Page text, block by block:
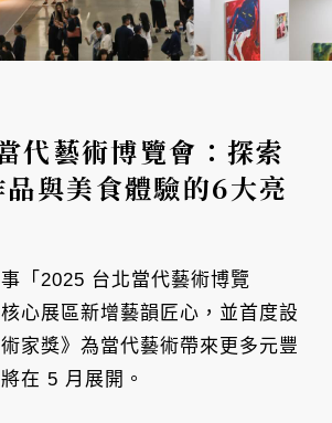
代藝術博覽會：探索
與美食體驗的6大亮
「2025 台北當代藝術博覽
心展區新增藝韻匠心，並首度設
家獎》為當代藝術帶來更多元豐
在 5 月展開。